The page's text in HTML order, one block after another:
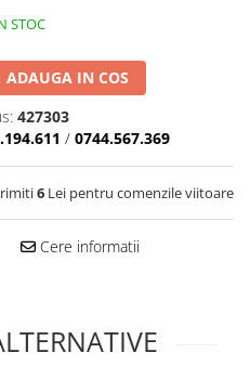
STOC
ADAUGA IN COS
427303
/ 0744.567.369
6 Lei pentru comenzile viitoare
Cere informatii